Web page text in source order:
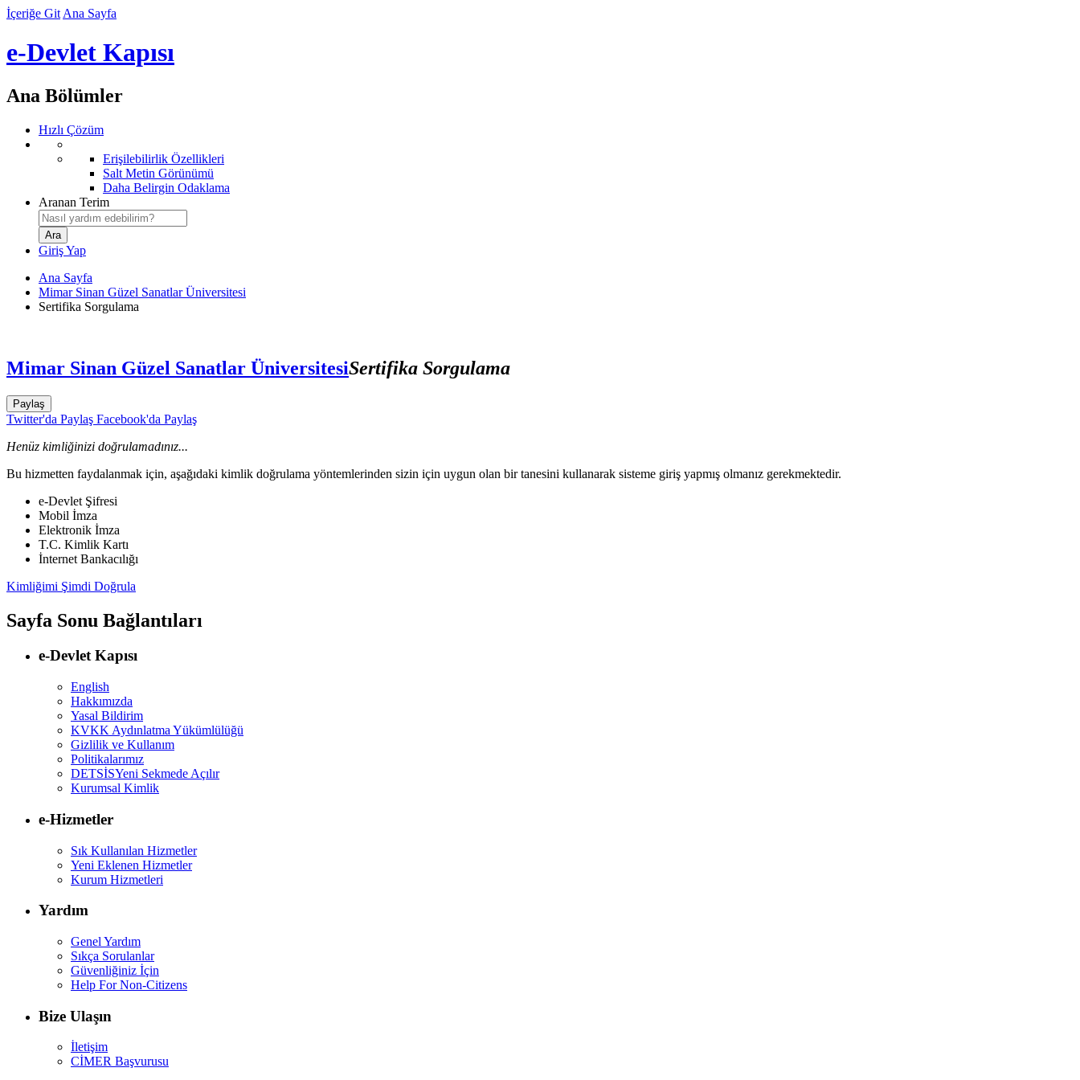
İçeriğe Git Ana Sayfa
e-Devlet Kapısı
Ana Bölümler
Hızlı Çözüm
Erişilebilirlik Özellikleri
Salt Metin Görünümü
Daha Belirgin Odaklama
Aranan Terim
Giriş Yap
Ana Sayfa
Mimar Sinan Güzel Sanatlar Üniversitesi
Sertifika Sorgulama
Mimar Sinan Güzel Sanatlar ÜniversitesiSertifika Sorgulama
Paylaş
Twitter'da Paylaş Facebook'da Paylaş
Henüz kimliğinizi doğrulamadınız...
Bu hizmetten faydalanmak için, aşağıdaki kimlik doğrulama yöntemlerinden sizin için uygun olan bir tanesini kullanarak sisteme giriş yapmış olmanız gerekmektedir.
e-Devlet Şifresi
Mobil İmza
Elektronik İmza
T.C. Kimlik Kartı
İnternet Bankacılığı
Kimliğimi Şimdi Doğrula
Sayfa Sonu Bağlantıları
e-Devlet Kapısı
English
Hakkımızda
Yasal Bildirim
KVKK Aydınlatma Yükümlülüğü
Gizlilik ve Kullanım
Politikalarımız
DETSİSYeni Sekmede Açılır
Kurumsal Kimlik
e-Hizmetler
Sık Kullanılan Hizmetler
Yeni Eklenen Hizmetler
Kurum Hizmetleri
Yardım
Genel Yardım
Sıkça Sorulanlar
Güvenliğiniz İçin
Help For Non-Citizens
Bize Ulaşın
İletişim
CİMER Başvurusu